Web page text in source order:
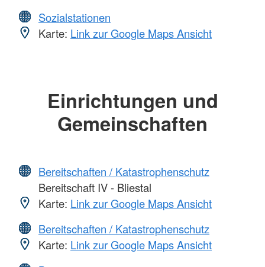
Sozialstationen
Karte: Link zur Google Maps Ansicht
Einrichtungen und
Gemeinschaften
Bereitschaften / Katastrophenschutz
Bereitschaft IV - Bliestal
Karte: Link zur Google Maps Ansicht
Bereitschaften / Katastrophenschutz
Karte: Link zur Google Maps Ansicht